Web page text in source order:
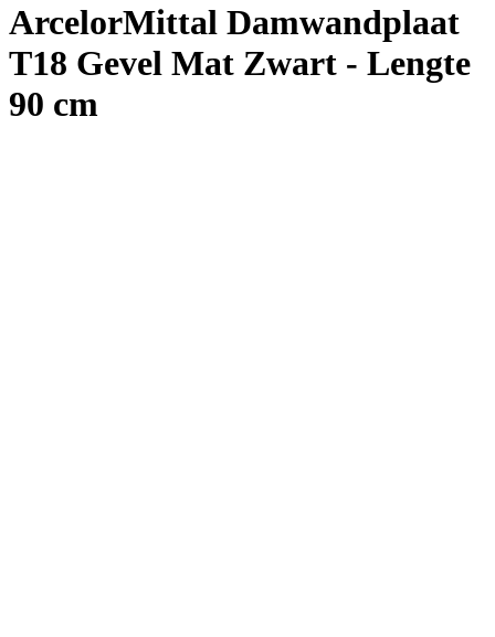
ArcelorMittal Damwandplaat
T18 Gevel Mat Zwart - Lengte
90 cm